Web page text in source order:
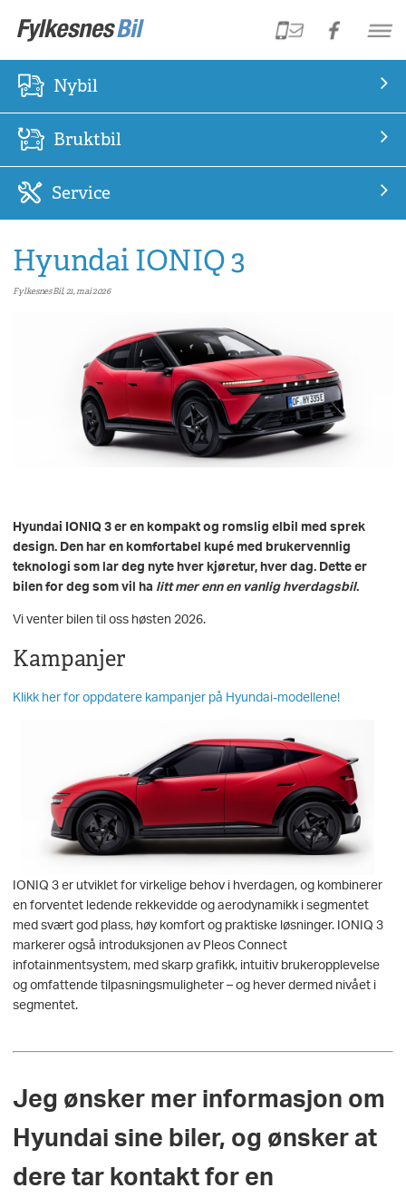
Nybil
Bruktbil
Service
Hyundai IONIQ 3
Fylkesnes Bil, 21, mai 2026
Hyundai IONIQ 3 er en kompakt og romslig elbil med sprek
design. Den har en komfortabel kupé med brukervennlig
teknologi som lar deg nyte hver kjøretur, hver dag. Dette er
bilen for deg som vil ha litt mer enn en vanlig hverdagsbil.
Vi venter bilen til oss høsten 2026.
Kampanjer
Klikk her for oppdatere kampanjer på Hyundai-modellene!
IONIQ 3 er utviklet for virkelige behov i hverdagen, og kombinerer
en forventet ledende rekkevidde og aerodynamikk i segmentet
med svært god plass, høy komfort og praktiske løsninger. IONIQ 3
markerer også introduksjonen av Pleos Connect
infotainmentsystem, med skarp grafikk, intuitiv brukeropplevelse
og omfattende tilpasningsmuligheter – og hever dermed nivået i
segmentet.
Jeg ønsker mer informasjon om
Hyundai sine biler, og ønsker at
dere tar kontakt for en